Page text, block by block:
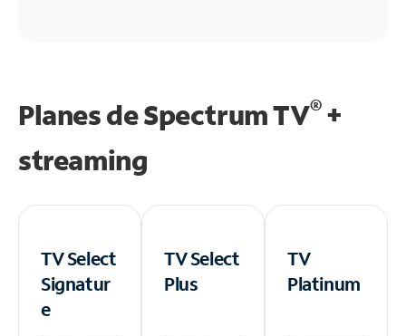
Planes de Spectrum TV®+
streaming
TV Select
Signatur
e
TV Select
Plus
TV
Platinum